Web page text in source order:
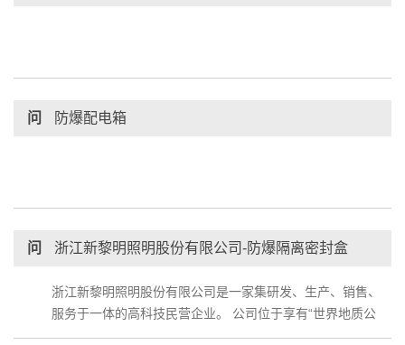
问 防爆配电箱
问 浙江新黎明照明股份有限公司-防爆隔离密封盒
浙江新黎明照明股份有限公司是一家集研发、生产、销售、
服务于一体的高科技民营企业。 公司位于享有“世界地质公
园”、国家AAAAA级…